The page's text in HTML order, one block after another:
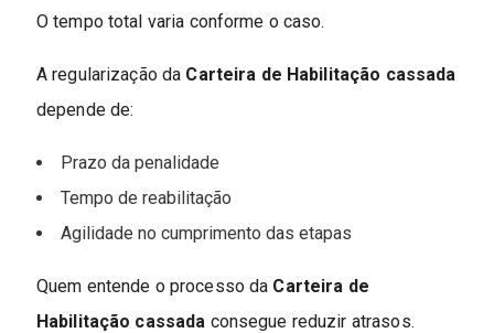
O tempo total varia conforme o caso.
A regularização da Carteira de Habilitação cassada
depende de:
Prazo da penalidade
Tempo de reabilitação
Agilidade no cumprimento das etapas
Quem entende o processo da Carteira de
Habilitação cassada consegue reduzir atrasos.